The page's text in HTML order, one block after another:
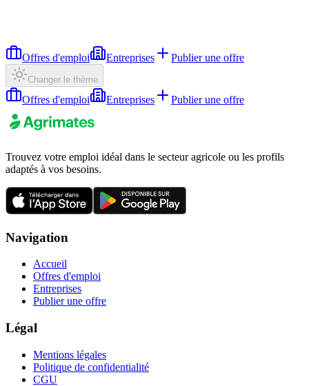
Offres d'emploi Entreprises Publier une offre
Changer le thème
Offres d'emploi Entreprises Publier une offre
Trouvez votre emploi idéal dans le secteur agricole ou les profils
adaptés à vos besoins.
Navigation
Accueil
Offres d'emploi
Entreprises
Publier une offre
Légal
Mentions légales
Politique de confidentialité
CGU